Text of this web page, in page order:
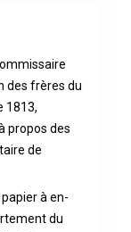
des frères du
1813,
propos des
de
à en-
du